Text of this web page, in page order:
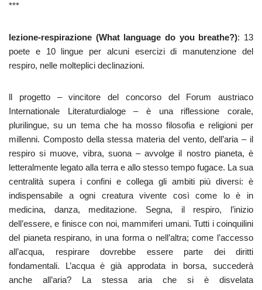
***
lezione-respirazione (What language do you breathe?): 13
poete e 10 lingue per alcuni esercizi di manutenzione del
respiro, nelle molteplici declinazioni.
ll progetto – vincitore del concorso del Forum austriaco
Internationale Literaturdialoge – è una riflessione corale,
plurilingue, su un tema che ha mosso filosofia e religioni per
millenni. Composto della stessa materia del vento, dell’aria – il
respiro si muove, vibra, suona – avvolge il nostro pianeta, è
letteralmente legato alla terra e allo stesso tempo fugace. La sua
centralità supera i confini e collega gli ambiti più diversi: è
indispensabile a ogni creatura vivente così come lo è in
medicina, danza, meditazione. Segna, il respiro, l’inizio
dell’essere, e finisce con noi, mammiferi umani. Tutti i coinquilini
del pianeta respirano, in una forma o nell’altra; come l’accesso
all’acqua, respirare dovrebbe essere parte dei diritti
fondamentali. L’acqua è già approdata in borsa, succederà
anche all’aria? La stessa aria che si è disvelata